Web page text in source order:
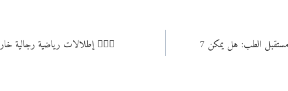
7 إطلالات رياضية رجالية خارقة تناسب كل الأذواق 🏋️‍♂️🔥
7 طرق مذهلة يغيّر بها الذكاء الاصطناعي مستقبل الطب: هل يمكن